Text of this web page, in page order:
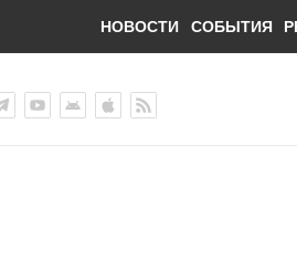
НОВОСТИ СОБЫТИЯ